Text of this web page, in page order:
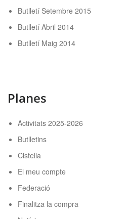
Butlletí Setembre 2015
Butlletí Abril 2014
Butlletí Maig 2014
Planes
Activitats 2025-2026
Butlletins
Cistella
El meu compte
Federació
Finalitza la compra